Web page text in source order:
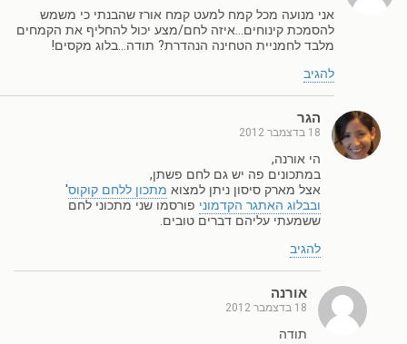
אני מנועה מכל קמח למעט קמח אורז שהבנתי כי משמש
להסמכת קינוחים…איזה לחם/מצע יכול להחליף את הקמחים
מלבד לחמניית הטחינה הנהדרת? תודה…בלוג מקסים!
להגיב
הגר
18 בדצמבר 2012
הי אורנה,
במתכונים פה יש גם לחם פשתן,
אצל מארק סיסון ניתן למצוא מתכון ללחם קוקוס'
ובבלוג האתגר הקדמוני פורסמו שני מתכוני לחם
ששמעתי עליהם דברים טובים.
להגיב
אורנה
18 בדצמבר 2012
תודה